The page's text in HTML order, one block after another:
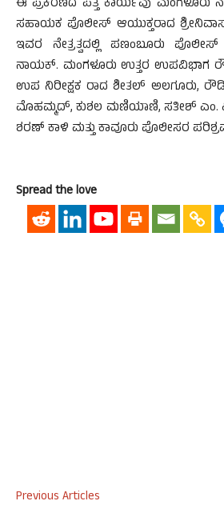
ಈ ಪ್ರಕರಣದ ಪತ್ತೆ ಕಾರ್ಯವು ಮಂಗಳೂರು
ಸಹಾಯಕ ಪೊಲೀಸ್ ಆಯುಕ್ತರಾದ
ಇವರ ನೇತ್ರತ್ವದಲ್ಲಿ ಪಣಂಬೂರು
ನಾಯಕ್. ಮಂಗಳೂರು ಉತ್ತರ ಉಪವಿಭಾಗ
ಉಪ ನಿರೀಕ್ಷಕ ರಾದ ಶೀತಲ್ ಅಲಗೂರು,
ಮೊಹಮ್ಮದ್, ಕುಶಲ ಮಣಿಯಾಣಿ, ಸತೀಶ್
ಶರಣ್ ಕಾಳಿ ಮತ್ತು ಕಾವೂರು ಪೊಲೀಸರ
Spread the love
Previous Articles